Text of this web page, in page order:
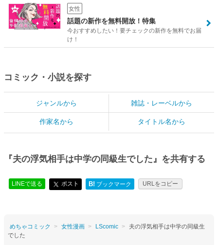
女性
話題の新作を無料開放！特集
今おすすめしたい！要チェックの新作を無料でお届
け！
コミック・小説を探す
ジャンルから 雑誌・レーベルから
作家名から タイトル名から
『夫の浮気相手は中学の同級生でした』を共有する
LINEで送る ポスト B! ブックマーク URLをコピー
めちゃコミック 女性漫画 LScomic
夫の浮気相手は中学の同級生
でした